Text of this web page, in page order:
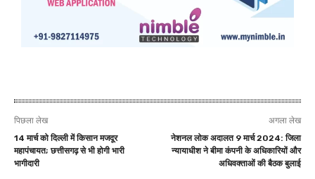
पिछला लेख
14 मार्च को दिल्ली में किसान मजदूर
महापंचायत; छत्तीसगढ़ से भी होगी भारी
भागीदारी
अगला लेख
नेशनल लोक अदालत 9 मार्च 2024: जिला
न्यायाधीश ने बीमा कंपनी के अधिकारियों और
अधिवक्ताओं की बैठक बुलाई